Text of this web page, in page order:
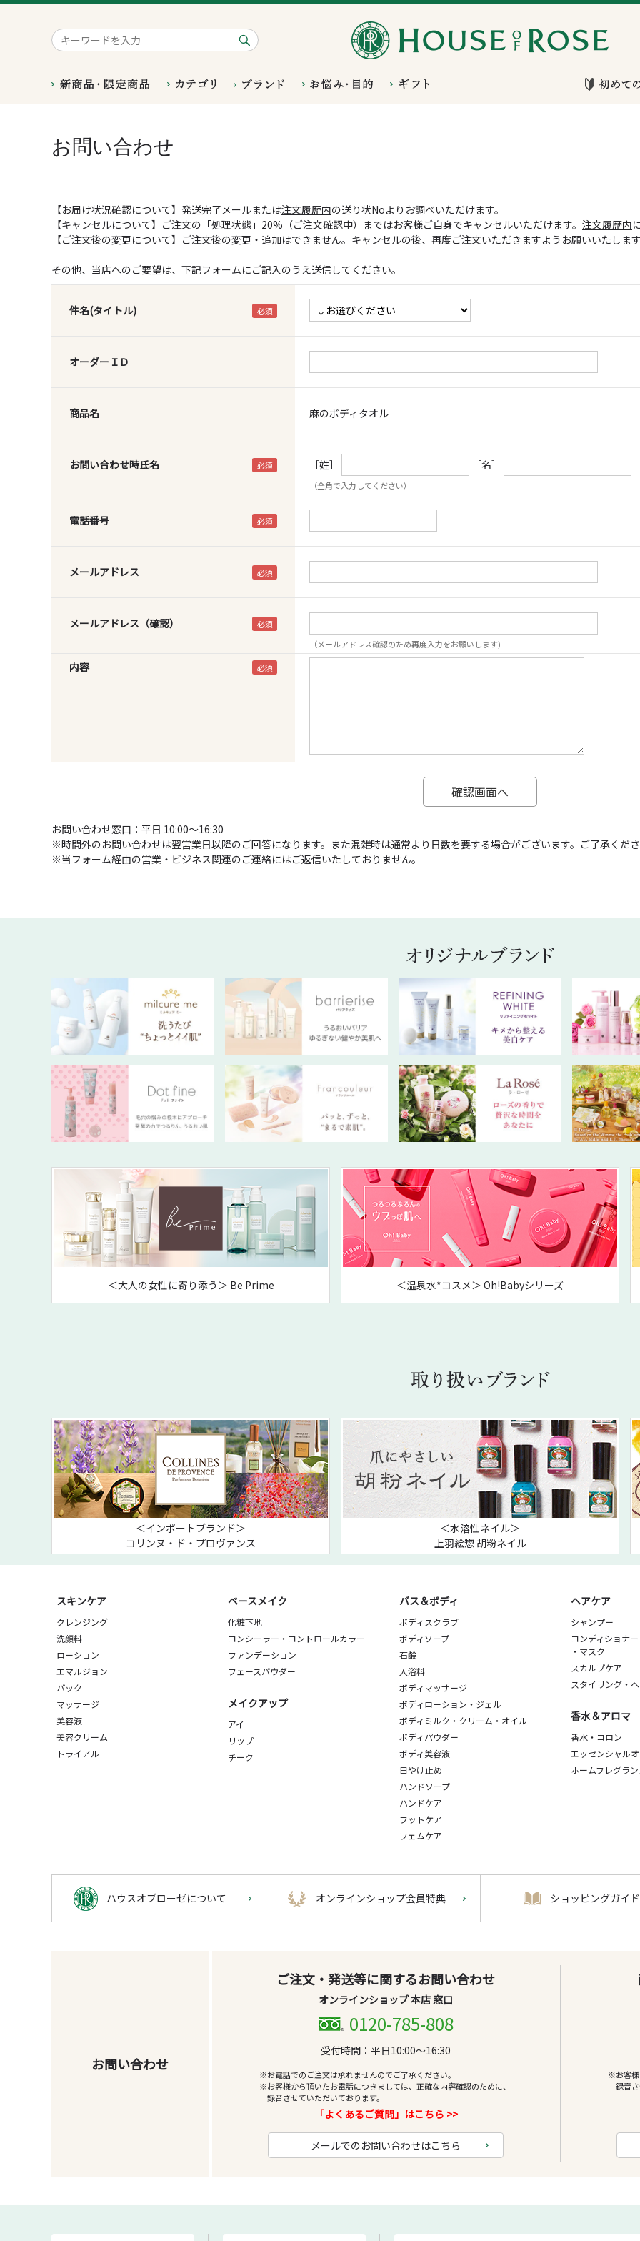
お問い合わせ
【お届け状況確認について】発送完了メールまたは注文履歴内の送り状Noよりお調べいただけます。
【キャンセルについて】ご注文の「処理状態」20%（ご注文確認中）まではお客様ご自身でキャンセルいただけます。 注文履歴内
【ご注文後の変更について】ご注文後の変更・追加はできません。キャンセルの後、再度ご注文いただきますようお願いいたします
その他、当店へのご要望は、下記フォームにご記入のうえ送信してください。
件名(タイトル)
オーダーＩＤ
商品名 麻のボディタオル
お問い合わせ時氏名 ［姓］ ［名］
（全角で入力してください）
電話番号
メールアドレス
メールアドレス（確認）
（メールアドレス確認のため再度入力をお願いします)
内容
お問い合わせ窓口：平日 10:00～16:30
※時間外のお問い合わせは翌営業日以降のご回答になります。また混雑時は通常より日数を要する場合がございます。ご了承くださ
※当フォーム経由の営業・ビジネス関連のご連絡にはご返信いたしておりません。
＜大人の女性に寄り添う＞ Be Prime ＜温泉水*コスメ＞ Oh!Babyシリーズ
＜インポートブランド＞
コリンヌ・ド・プロヴァンス
＜水溶性ネイル＞
上羽絵惣 胡粉ネイル
スキンケア
クレンジング
洗顔料
ローション
エマルジョン
パック
マッサージ
美容液
美容クリーム
トライアル
ベースメイク
化粧下地
コンシーラー・コントロールカラー
ファンデーション
フェースパウダー
メイクアップ
アイ
リップ
チーク
バス＆ボディ
ボディスクラブ
ボディソープ
石鹸
入浴料
ボディマッサージ
ボディローション・ジェル
ボディミルク・クリーム・オイル
ボディパウダー
ボディ美容液
日やけ止め
ハンドソープ
ハンドケア
フットケア
フェムケア
ヘアケア
シャンプー
コンディショナ
・マスク
スカルプケア
スタイリング・
香水＆アロマ
香水・コロン
エッセンシャル
ホームフレグラン
ハウスオブローゼについて オンラインショップ会員特典 ショッピングガイド
お問い合わせ
ご注文・発送等に関するお問い合わせ
オンラインショップ 本店 窓口
0120-785-808
受付時間：平日10:00～16:30
※お電話でのご注文は承れませんのでご了承ください。
※お客様から頂いたお電話につきましては、正確な内容確認のために、
録音させていただいております。
「よくあるご質問」はこちら >>
メールでのお問い合わせはこちら
※お客様
録音